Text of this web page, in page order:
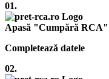
01.
Apasă "Cumpără RCA"
Completează datele
02.